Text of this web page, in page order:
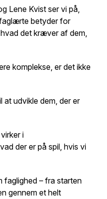
Lene Kvist ser vi på,
betyder for
det kræver af dem,
komplekse, er det ikke
at udvikle dem, der er
i
der er på spil, hvis vi
faglighed – fra starten
gennem et helt